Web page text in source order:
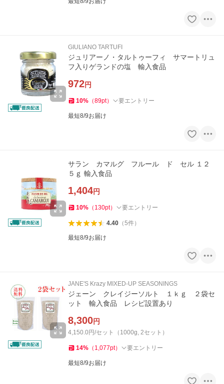
GIULIANO TARTUFI
ジュリアーノ・タルトゥーフィ サマートリュ
フ入りゲランドの塩 輸入食品
972円
10% （89pt） 要エントリー
最短8/9お届け
サラン カマルグ フルール ド セル １２
５ｇ 輸入食品
1,404円
10% （ 130pt） 要エントリー
4.40（5件）
最短8/9お届け
JANE'S Krazy MIXED-UP SEASONINGS
ジェーン クレイジーソルト １ｋｇ ２袋セ
ット 輸入食品 レシピ設置あり
8,300円
4,150.0円/セット（1000g, 2セット）
14% （ 1,077pt） 要エントリー
最短8/9お届け